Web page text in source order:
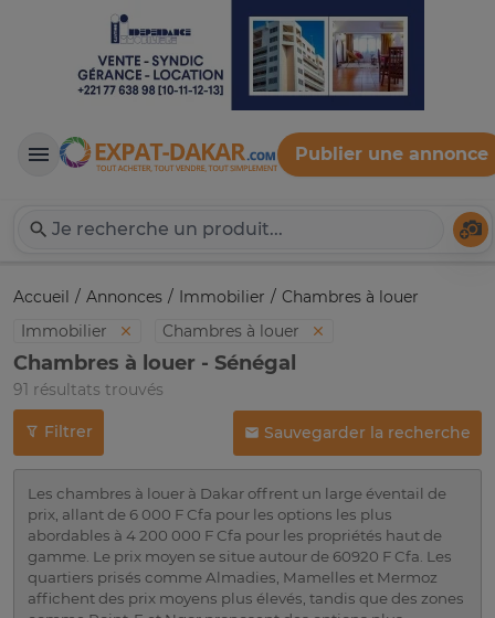
Expat-Dakar
Publier une annonce
Accueil Annonces Immobilier
Chambres à louer
Immobilier
Chambres à louer
Chambres à louer - Sénégal
91 résultats trouvés
Filtrer Sauvegarder la recherche
Les chambres à louer à Dakar offrent un large éventail de
prix, allant de 6 000 F Cfa pour les options les plus
abordables à 4 200 000 F Cfa pour les propriétés haut de
gamme. Le prix moyen se situe autour de 60920 F Cfa. Les
quartiers prisés comme Almadies, Mamelles et Mermoz
affichent des prix moyens plus élevés, tandis que des zones